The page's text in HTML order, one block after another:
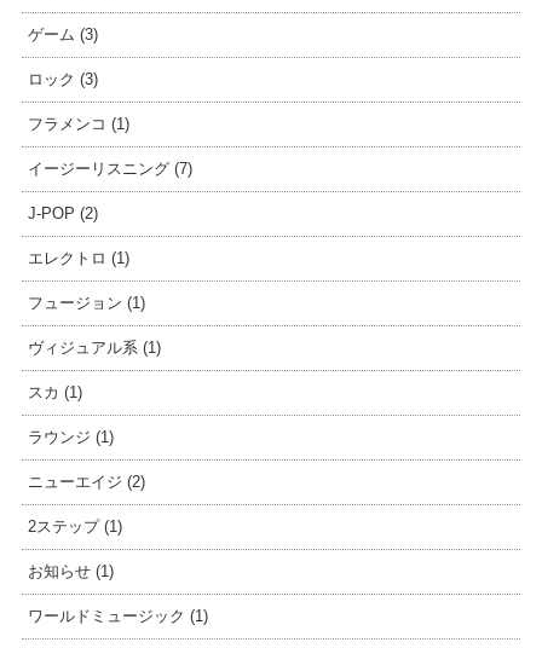
ゲーム (3)
ロック (3)
フラメンコ (1)
イージーリスニング (7)
J-POP (2)
エレクトロ (1)
フュージョン (1)
ヴィジュアル系 (1)
スカ (1)
ラウンジ (1)
ニューエイジ (2)
2ステップ (1)
お知らせ (1)
ワールドミュージック (1)